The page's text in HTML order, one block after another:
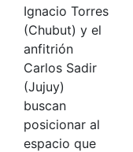
Ignacio Torres
(Chubut) y el
anfitrión
Carlos Sadir
(Jujuy)
buscan
posicionar al
espacio que